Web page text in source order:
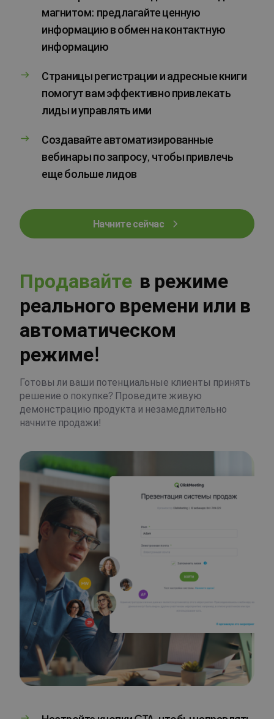
магнитом: предлагайте ценную
информацию в обмен на контактную
информацию
Страницы регистрации и адресные книги
помогут вам эффективно привлекать
лиды и управлять ими
Создавайте автоматизированные
вебинары по запросу, чтобы привлечь
еще больше лидов
Начните сейчас
Продавайте в режиме
реального времени или в
автоматическом
режиме!
Готовы ли ваши потенциальные клиенты принять
решение о покупке? Проведите живую
демонстрацию продукта и незамедлительно
начните продажи!